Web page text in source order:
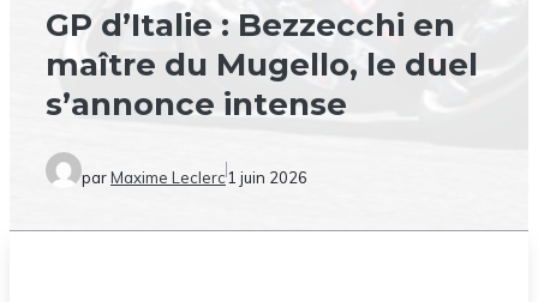
GP d’Italie : Bezzecchi en
maître du Mugello, le duel
s’annonce intense
parMaxime Leclerc 1 juin 2026